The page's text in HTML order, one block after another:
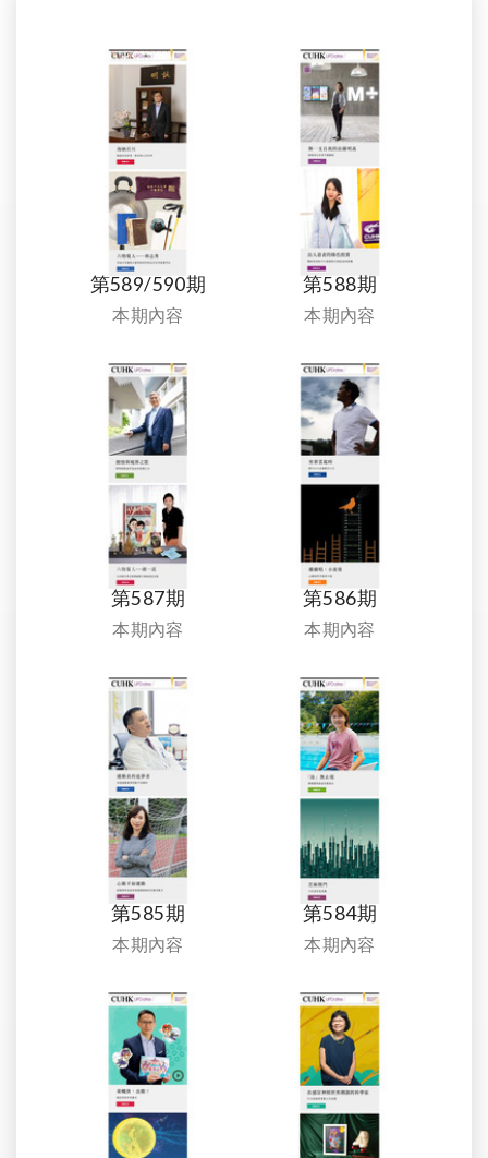
第589/590期
本期內容
第588期
本期內容
第587期
本期內容
第586期
本期內容
第585期
本期內容
第584期
本期內容